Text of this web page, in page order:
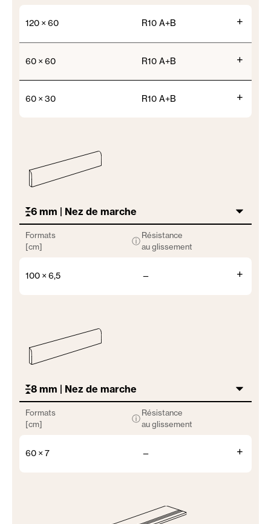
120 × 60 R10 A+B +
60 × 60 R10 A+B +
60 × 30 R10 A+B +
6 mm | Nez de marche
Formats
[cm]
Résistance
au glissement
ⓘ
100 × 6,5 — +
8 mm | Nez de marche
Formats
[cm]
Résistance
au glissement
ⓘ
60 × 7 — +